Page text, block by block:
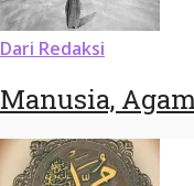
Dari Redaksi
Manusia,